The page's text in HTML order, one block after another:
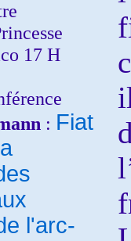
17 H
: Fiat
l'arc-